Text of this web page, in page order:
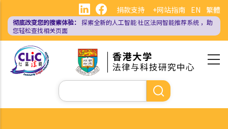
主
EN 繁體
捐款支持 +网站指南
彻底改变您的搜索体验： 探索全新的人工智能社区法网智能推荐系统 ，助
您轻松查找相关页面
搜
索